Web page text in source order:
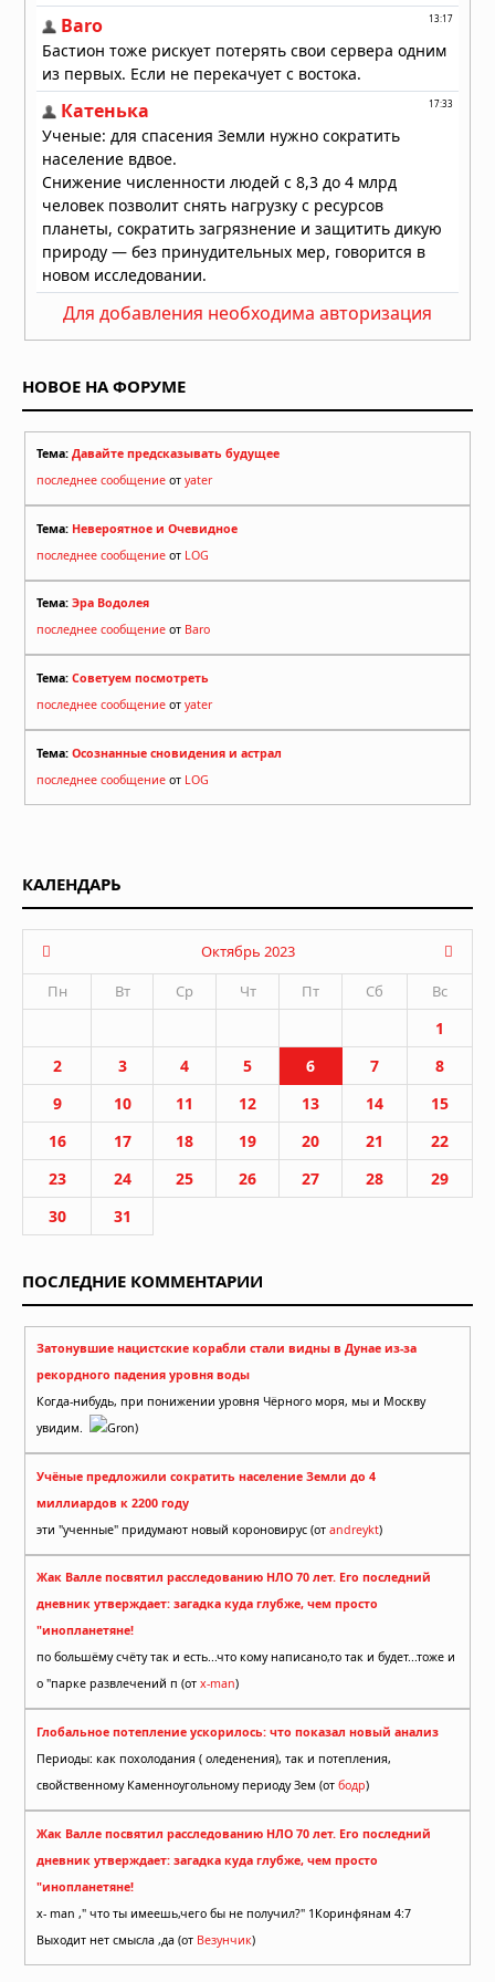
показал, что «отрицательное время»
Вчера в 06:51
Военные США случайно сбили
Мексико: погибли четыре человека
Вирусоподобные образования
«обелиски» обнаружены внутри
человека
Вчера в 06:30
Два теплообменника и горячая
вода: что происходит при открытии
крана
Для добавления необходима авторизация
НОВОЕ НА ФОРУМЕ
Тема: Давайте предсказывать будущее
последнее сообщение от yater
Тема: Невероятное и Очевидное
последнее сообщение от LOG
Тема: Эра Водолея
последнее сообщение от Baro
Тема: Советуем посмотреть
последнее сообщение от yater
Тема: Осознанные сновидения и астрал
последнее сообщение от LOG
КАЛЕНДАРЬ
Октябрь 2023
Пн
Вт Ср Чт Пт Сб Вс
1
2
3 4 5 6 7
8
9
10 11 12 13 14
15
16
17 18 19 20 21
22
23
24 25 26 27 28
29
30
31
ПОСЛЕДНИЕ КОММЕНТАРИИ
Затонувшие нацистские корабли стали видны в Дунае из-за
рекордного падения уровня воды
Когда-нибудь, при понижении уровня Чёрного моря, мы и Москву
увидим.
Gron)
Учёные предложили сократить население Земли до 4
миллиардов к 2200 году
эти "ученные" придумают новый короновирус (от andreykt)
Жак Валле посвятил расследованию НЛО 70 лет. Его последний
дневник утверждает: загадка куда глубже, чем просто
"инопланетяне!
по большёму счёту так и есть...что кому написано,то так и будет...тоже и
о "парке развлечений п (от x-man)
Глобальное потепление ускорилось: что показал новый анализ
Периоды: как похолодания ( оледенения), так и потепления,
свойственному Каменноугольному периоду Зем (от бодр)
Жак Валле посвятил расследованию НЛО 70 лет. Его последний
дневник утверждает: загадка куда глубже, чем просто
"инопланетяне!
x- man ," что ты имеешь,чего бы не получил?" 1Коринфянам 4:7
Выходит нет смысла ,да (от Везунчик)